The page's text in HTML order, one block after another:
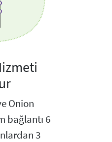
Onion
bağlantı 6
3